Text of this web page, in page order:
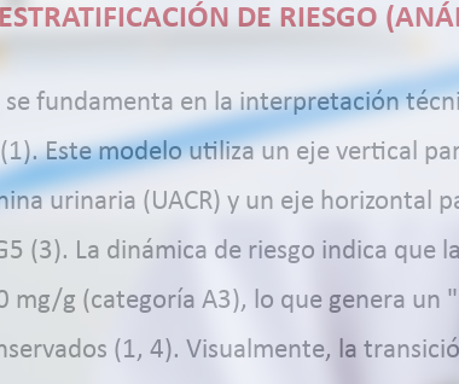
DE RIESGO
fundamenta en la interpretación
(1). Este modelo utiliza un eje vertical
urinaria (UACR) y un eje horizontal
(3). La dinámica de riesgo indica que
g (categoría A3), lo que genera un
(1, 4). Visualmente, la